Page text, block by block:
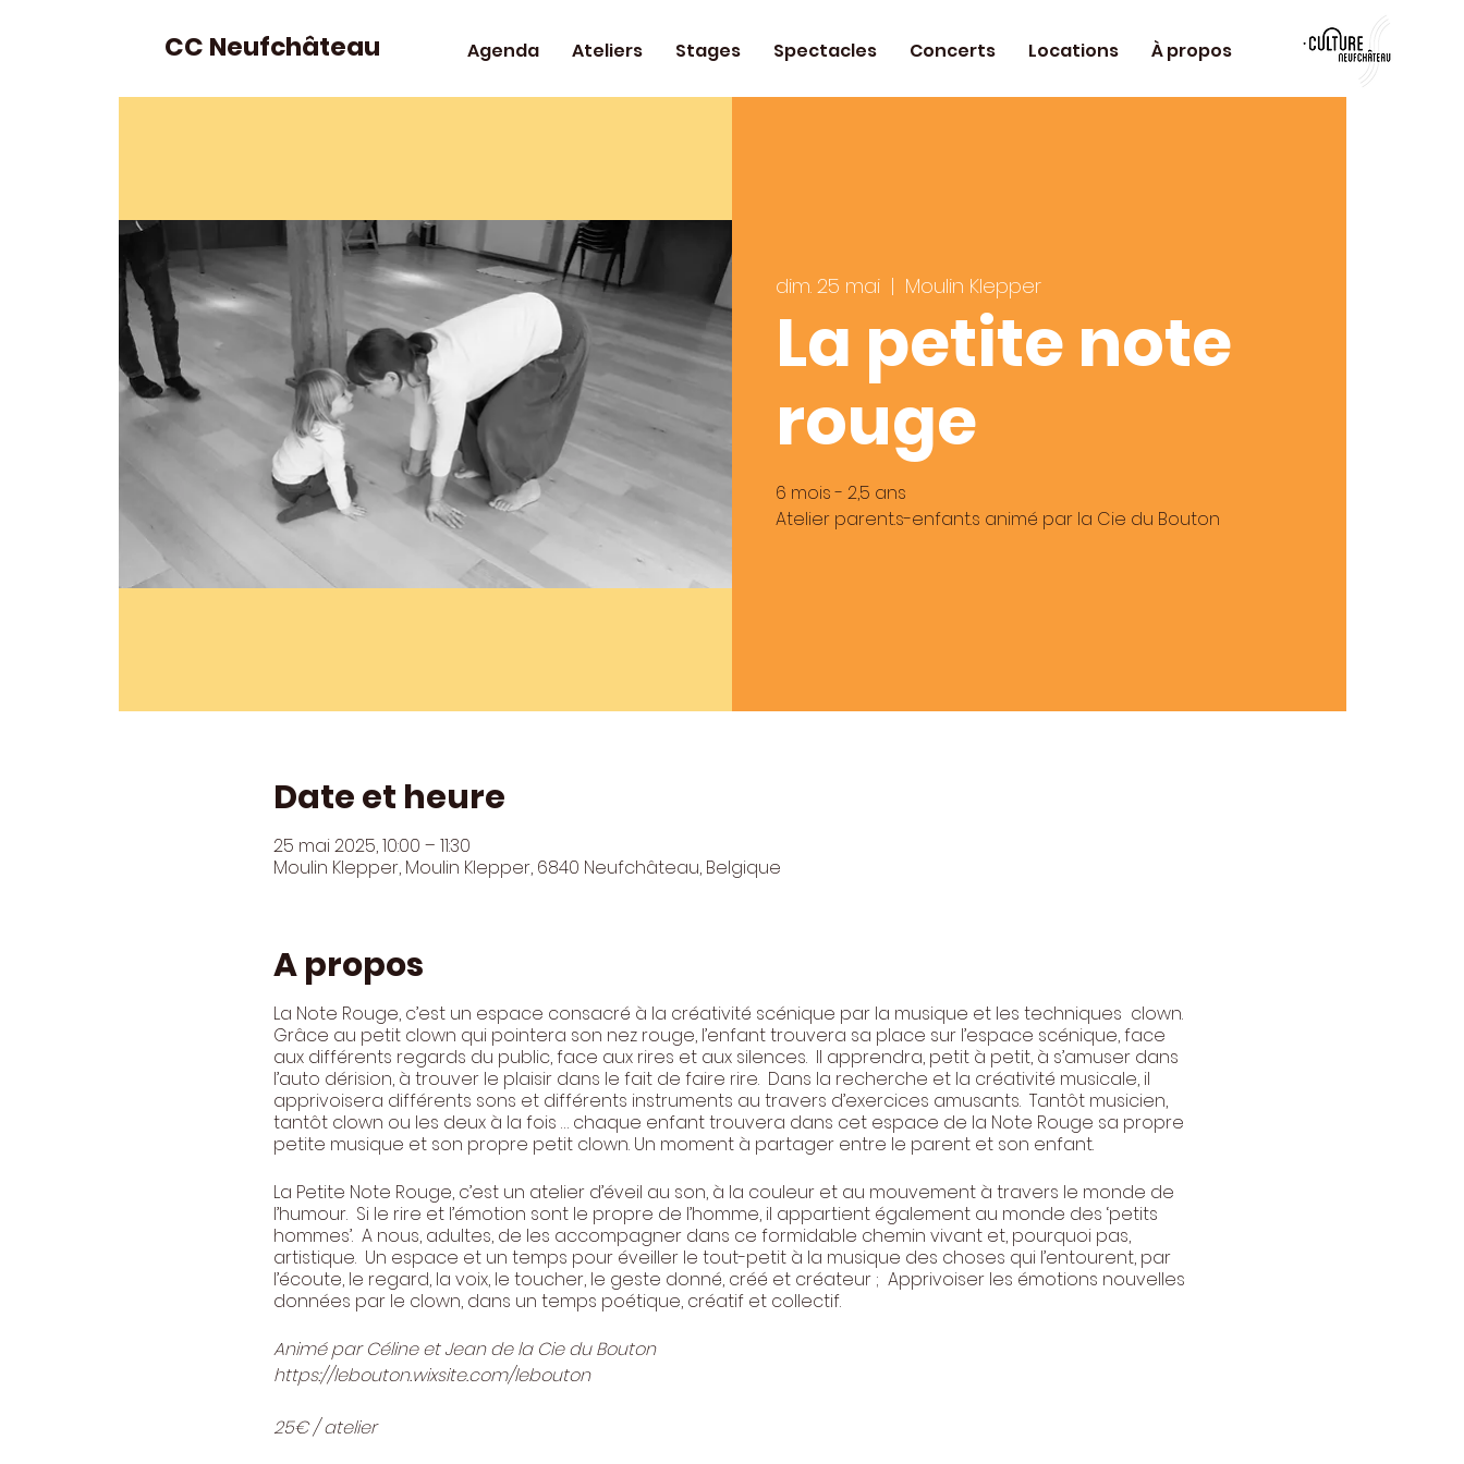
CC Neufchâteau Agenda Ateliers Stages Spectacles Concerts Locations À propos
dim. 25 mai
  |
Moulin Klepper
La petite note
rouge
6 mois - 2,5 ans
Atelier parent.s-enfant.s animé par la Cie du Bouton
Date et heure
25 mai 2025, 10:00 – 11:30
Moulin Klepper, Moulin Klepper, 6840 Neufchâteau, Belgique
A propos
La Note Rouge, c’est un espace consacré à la créativité scénique par la musique et les techniques clown.
Grâce au petit clown qui pointera son nez rouge, l’enfant trouvera sa place sur l’espace scénique, face
aux différents regards du public, face aux rires et aux silences. Il apprendra, petit à petit, à s’amuser dans
l’auto dérision, à trouver le plaisir dans le fait de faire rire. Dans la recherche et la créativité musicale, il
apprivoisera différents sons et différents instruments au travers d’exercices amusants. Tantôt musicien,
tantôt clown ou les deux à la fois … chaque enfant trouvera dans cet espace de la Note Rouge sa propre
petite musique et son propre petit clown. Un moment à partager entre le parent et son enfant.
La Petite Note Rouge, c’est un atelier d’éveil au son, à la couleur et au mouvement à travers le monde de
l’humour. Si le rire et l’émotion sont le propre de l’homme, il appartient également au monde des ‘petits
hommes’. A nous, adultes, de les accompagner dans ce formidable chemin vivant et, pourquoi pas,
artistique. Un espace et un temps pour éveiller le tout-petit à la musique des choses qui l’entourent, par
l’écoute, le regard, la voix, le toucher, le geste donné, créé et créateur ; Apprivoiser les émotions nouvelles
données par le clown, dans un temps poétique, créatif et collectif.
Animé par Céline et Jean de la Cie du Bouton
https://lebouton.wixsite.com/lebouton
25€ / atelier